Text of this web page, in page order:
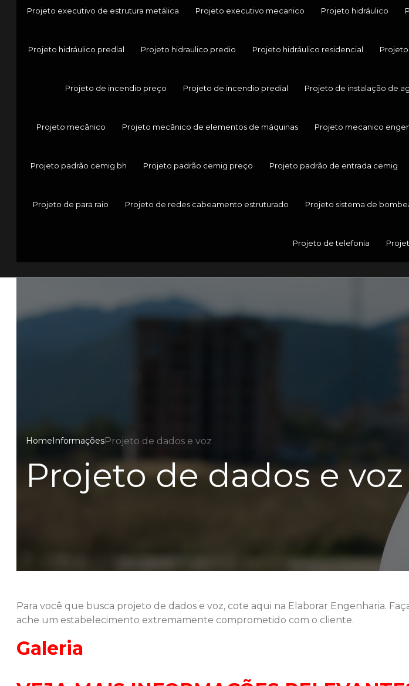
Projeto executivo de estrutura metálica Projeto executivo mecanico Projeto hidráulico
Projeto hidráulico predial Projeto hidraulico predio Projeto hidráulico residencial
Projeto de incendio preço Projeto de incendio predial Projeto de instalação de
Projeto mecânico Projeto mecânico de elementos de máquinas Projeto mecanico
Projeto padrão cemig bh Projeto padrão cemig preço Projeto padrão de entrada cemig
Projeto de para raio Projeto de redes cabeamento estruturado Projeto sistema de
Projeto de telefonia
HomeInformaçõesProjeto de dados e voz
Projeto de dados e voz
Para você que busca projeto de dados e voz, cote aqui na Elaborar Engenharia.
ache um estabelecimento extremamente comprometido com o cliente.
Galeria